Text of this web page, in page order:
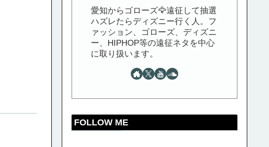
愛知からゴローズ🦅遠征して抽選
ハズレたらディズニー行く人。フ
ァッション、ゴローズ、ディズニ
ー、HIPHOP等の遠征ネタを中心
に取り扱います。
FOLLOW ME